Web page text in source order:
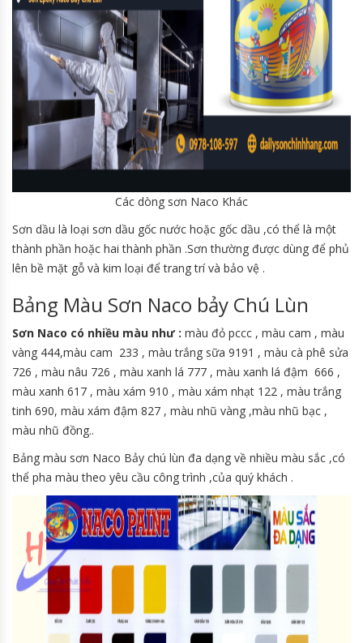
Các dòng sơn Naco Khác
Sơn dầu là loại sơn dầu gốc nước hoặc gốc dầu ,có thể là một
thành phần hoặc hai thành phần .Sơn thường được dùng để phủ
lên bề mặt gỗ và kim loại để trang trí và bảo vệ .
Bảng Màu Sơn Naco bảy Chú Lùn
Sơn Naco có nhiều màu như : màu đỏ pccc , màu cam , màu
vàng 444,màu cam 233 , màu trắng sữa 9191 , màu cà phê sửa
726 , màu nâu 726 , màu xanh lá 777 , màu xanh lá đậm 666 ,
màu xanh 617 , màu xám 910 , màu xám nhạt 122 , màu trắng
tinh 690, màu xám đậm 827 , màu nhũ vàng ,màu nhũ bạc ,
màu nhũ đồng..
Bảng màu sơn Naco Bảy chú lùn đa dạng về nhiều màu sắc ,có
thể pha màu theo yêu cầu công trình ,của quý khách .